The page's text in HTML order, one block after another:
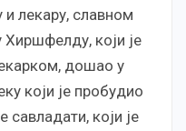
лекару, славном
који је
дошао у
који је пробудио
који је